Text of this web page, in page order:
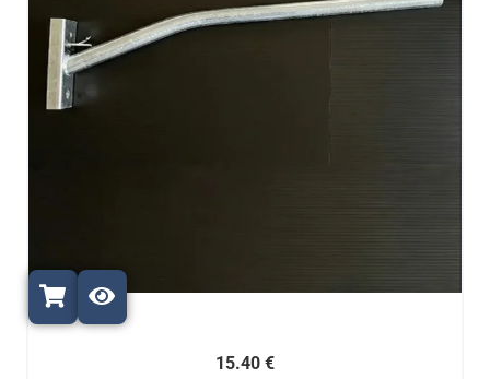
15.40 €